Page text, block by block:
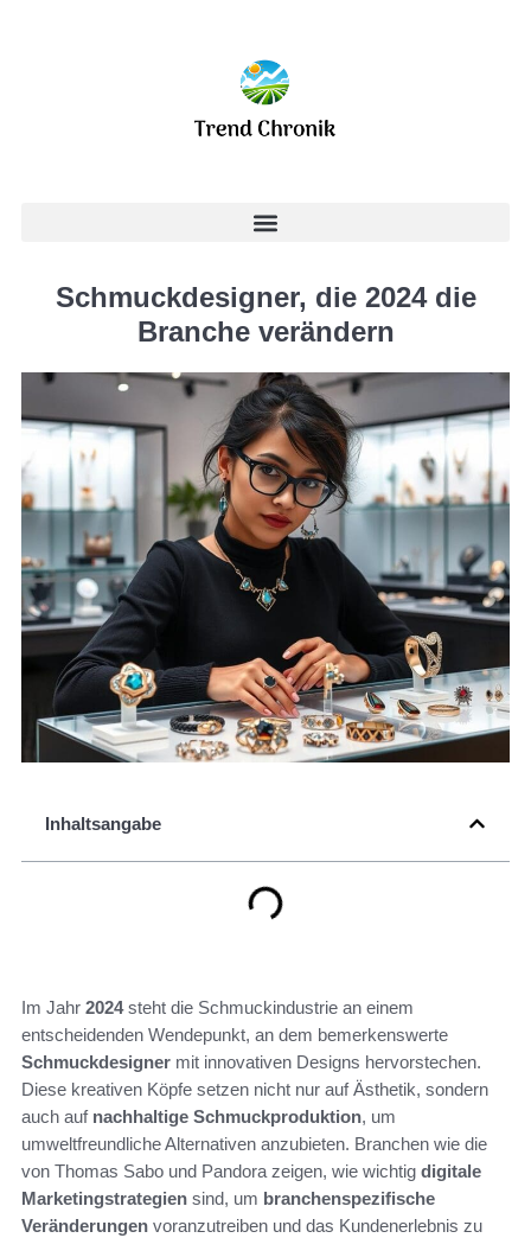
Schmuckdesigner, die 2024 die
Branche verändern
Inhaltsangabe
Im Jahr 2024steht die Schmuckindustrie an einem
entscheidenden Wendepunkt, an dem bemerkenswerte
Schmuckdesigner mit innovativen Designs hervorstechen.
Diese kreativen Köpfe setzen nicht nur auf Ästhetik, sondern
auch auf nachhaltige Schmuckproduktion, um
umweltfreundliche Alternativen anzubieten. Branchen wie die
von Thomas Sabo und Pandora zeigen, wie wichtig digitale
Marketingstrategien sind, um branchenspezifische
Veränderungen voranzutreiben und das Kundenerlebnis zu